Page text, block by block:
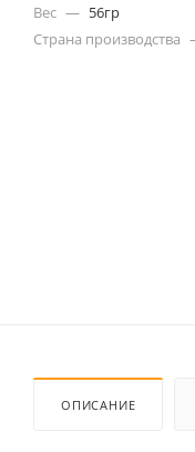
Вес — 56гр
Страна производства
ОПИСАНИЕ